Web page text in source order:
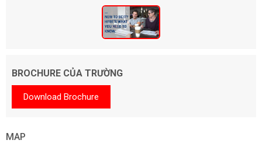
BROCHURE CỦA TRƯỜNG
Download Brochure
MAP